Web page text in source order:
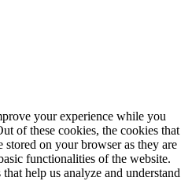
your experience while you
of these cookies, the cookies that
stored on your browser as they are
functionalities of the website.
help us analyze and understand